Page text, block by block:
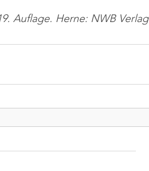
Auflage. Herne: NWB Verlag